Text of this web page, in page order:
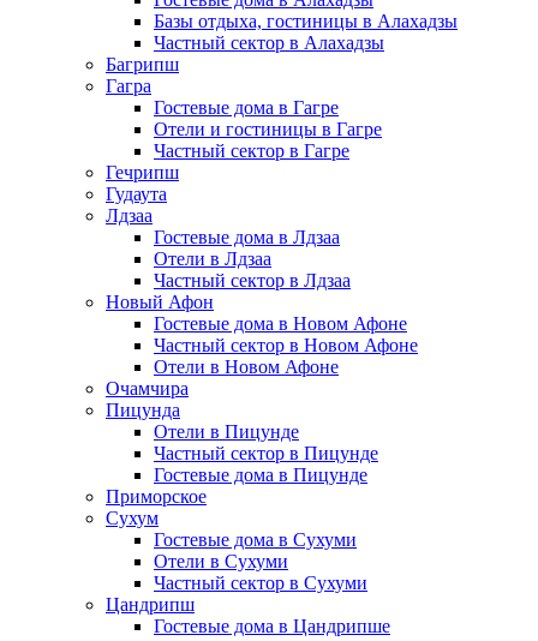
Базы отдыха, гостиницы в Алахадзы
Частный сектор в Алахадзы
Багрипш
Гагра
Гостевые дома в Гагре
Отели и гостиницы в Гагре
Частный сектор в Гагре
Гечрипш
Гудаута
Лдзаа
Гостевые дома в Лдзаа
Отели в Лдзаа
Частный сектор в Лдзаа
Новый Афон
Гостевые дома в Новом Афоне
Частный сектор в Новом Афоне
Отели в Новом Афоне
Очамчира
Пицунда
Отели в Пицунде
Частный сектор в Пицунде
Гостевые дома в Пицунде
Приморское
Сухум
Гостевые дома в Сухуми
Отели в Сухуми
Частный сектор в Сухуми
Цандрипш
Гостевые дома в Цандрипше